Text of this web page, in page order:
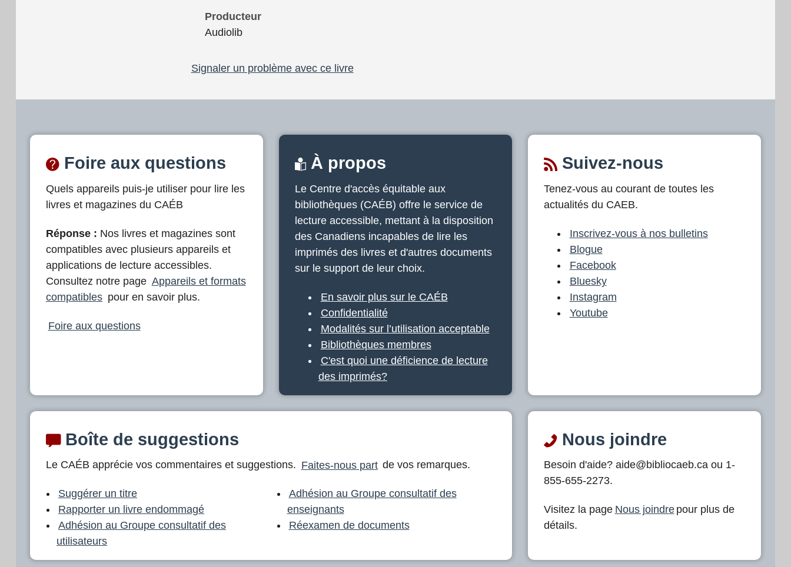
Producteur
Audiolib
Signaler un problème avec ce livre
Foire aux questions
Quels appareils puis-je utiliser pour lire les
livres et magazines du CAÉB
Réponse : Nos livres et magazines sont
compatibles avec plusieurs appareils et
applications de lecture accessibles.
Consultez notre page Appareils et formats
compatibles pour en savoir plus.
Foire aux questions
À propos
Le Centre d'accès équitable aux
bibliothèques (CAÉB) offre le service de
lecture accessible, mettant à la disposition
des Canadiens incapables de lire les
imprimés des livres et d'autres documents
sur le support de leur choix.
En savoir plus sur le CAÉB
Confidentialité
Modalités sur l’utilisation acceptable
Bibliothèques membres
C'est quoi une déficience de lecture
des imprimés?
Suivez-nous
Tenez-vous au courant de toutes les
actualités du CAEB.
Inscrivez-vous à nos bulletins
Blogue
Facebook
Bluesky
Instagram
Youtube
Boîte de suggestions
Le CAÉB apprécie vos commentaires et suggestions. Faites-nous part de vos remarques.
Suggérer un titre
Rapporter un livre endommagé
Adhésion au Groupe consultatif des
utilisateurs
Adhésion au Groupe consultatif des
enseignants
Réexamen de documents
Nous joindre
Besoin d'aide? aide@bibliocaeb.ca ou 1-
855-655-2273.
Visitez la page Nous joindre pour plus de
détails.